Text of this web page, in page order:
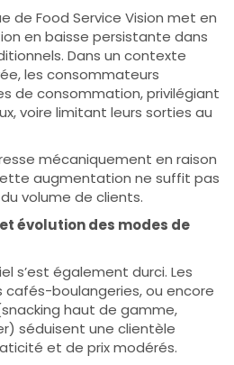
de Food Service Vision met en
en baisse persistante dans
Dans un contexte
les consommateurs
de consommation, privilégiant
voire limitant leurs sorties au
mécaniquement en raison
augmentation ne suffit pas
volume de clients.
évolution des modes de
s’est également durci. Les
cafés-boulangeries, ou encore
haut de gamme,
séduisent une clientèle
et de prix modérés.